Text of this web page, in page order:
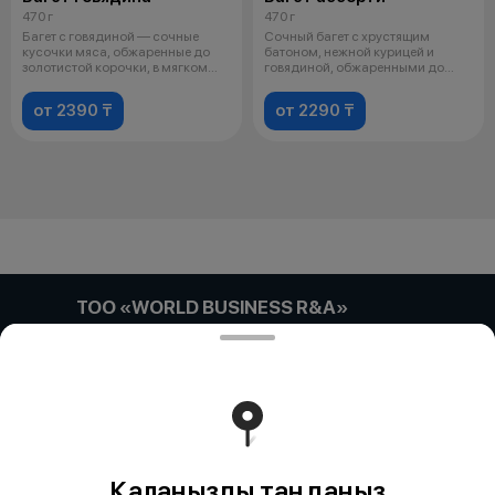
470 г
Багет с говядиной — сочные
кусочки мяса, обжаренные до
золотистой корочки, в мягком
от 2390 ₸
470 г
Сочный багет с хрустящим
батоном, нежной курицей и
говядиной, обжаренными до
от 2290 ₸
ТОО «WORLD BUSINESS R&A»
Компания:: ТОО «WORLD BUSINESS R&A» Адрес::
Тиімді ядрода жұмыс істейдіFoodpicásso